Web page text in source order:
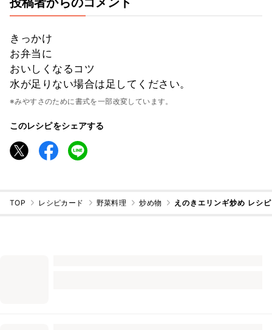
きっかけ
お弁当に
おいしくなるコツ
水が足りない場合は足してください。
※みやすさのために書式を一部改変しています。
このレシピをシェアする
TOP レシピカード 野菜料理 炒め物 えのきエリンギ炒め レシ